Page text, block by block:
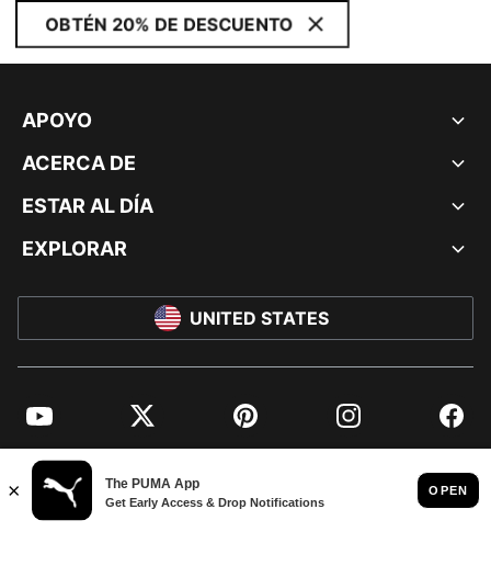
OBTÉN 20% DE DESCUENTO
APOYO
ACERCA DE
ESTAR AL DÍA
EXPLORAR
UNITED STATES
YouTube Twitter Pinterest Instagram
© PUMA NORTH AMERICA, INC.
IMPRINT AND LEGAL DATA